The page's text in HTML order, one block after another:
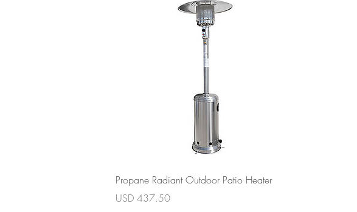
Vista rápida
Propane Radiant Outdoor Patio Heater
Precio
USD 437.50